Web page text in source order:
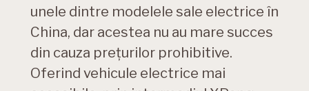
unele dintre modelele sale electrice în
China, dar acestea nu au mare succes
din cauza prețurilor prohibitive.
Oferind vehicule electrice mai